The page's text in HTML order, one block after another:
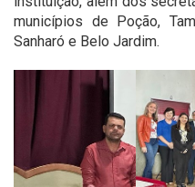
municípios de Poção,
Sanharó e Belo Jardim.